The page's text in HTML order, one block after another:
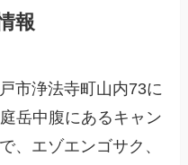
報
市浄法寺町山内73に
岳中腹にあるキャン
、エゾエンゴサク、